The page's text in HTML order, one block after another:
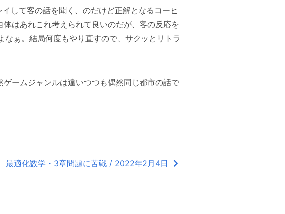
して客の話を聞く、のだけど正解となるコーヒ
はあれこれ考えられて良いのだが、客の反応を
ぁ。結局何度もやり直すので、サクッとリトラ
ームジャンルは違いつつも偶然同じ都市の話で
最適化数学・3章問題に苦戦 / 2022年2月4日